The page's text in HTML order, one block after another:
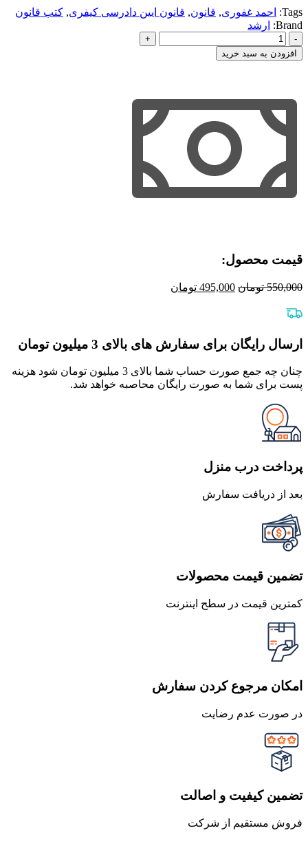
Tags: احمد غفوری, قانون, قانون ایین دادرسی کیفری, کتب قانون
Brand:
ارشد
نکته
نویس
قانون
کیفری
انتشارات
افزودن به سبد خرید
قیمت محصول:​
550,000 تومان قیمت
495,000 تومان
ارسال رایگان برای سفارش های بالای 3 میلیون تومان
چنان چه جمع صورت حساب شما بالای 3 میلیون تومان شود هزینه
پست برای شما به صورت رایگان محاصبه خواهد شد.
پرداخت درب منزل
بعد از دریافت سفارش
تضمین قیمت محصولات
کمترین قیمت در سطح اینترنت
امکان مرجوع کردن سفارش
در صورت عدم رضایت
تضمین کیفیت و اصالت
فروش مستقیم از شرکت